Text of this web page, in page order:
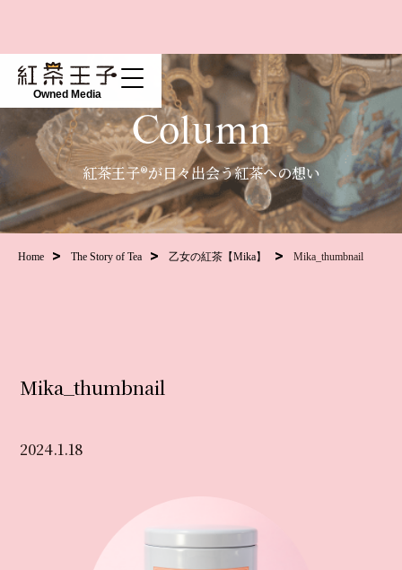
Owned Media
Column
紅茶王子®が日々出会う紅茶への想い
Home The Story of Tea 乙女の紅茶【Mika】 Mika_thumbnail
Mika_thumbnail
2024.1.18